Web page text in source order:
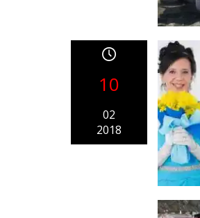
10
02
2018